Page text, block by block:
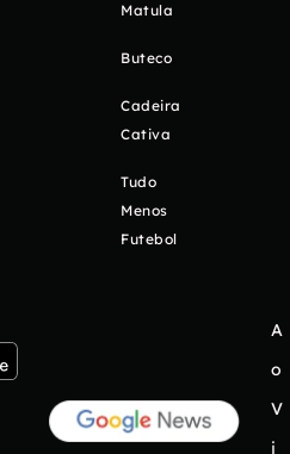
Matula
Buteco
Cadeira
Cativa
Tudo
Menos
Futebol
A
o
V
i